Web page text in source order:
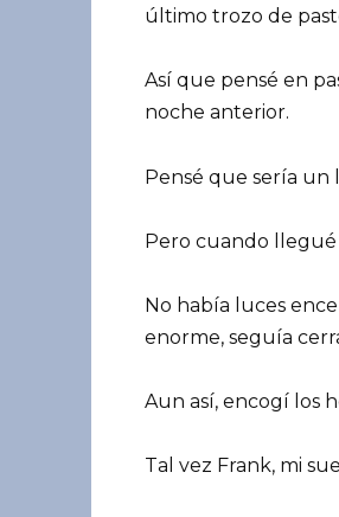
último trozo de
Así que pensé en
noche anterior.
Pensé que sería un
Pero cuando llegué
No había luces
enorme, seguía
Aun así, encogí los
Tal vez Frank, mi